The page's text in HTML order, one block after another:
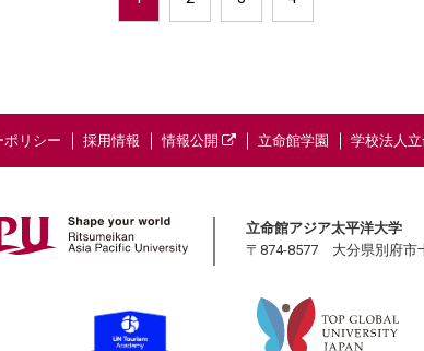
ポリシー 採用情報 情報公開 立命館学園 学校法人
立命館アジア太平洋大学
〒874-8577 大分県別府市